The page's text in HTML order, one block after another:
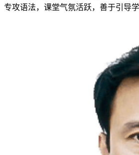
专攻语法，课堂气氛活跃，善于引导